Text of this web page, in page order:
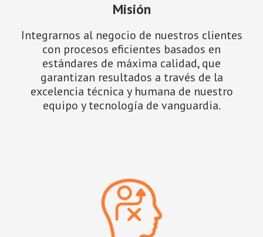
Misión
Integrarnos al negocio de nuestros clientes
con procesos eficientes basados en
estándares de máxima calidad, que
garantizan resultados a través de la
excelencia técnica y humana de nuestro
equipo y tecnología de vanguardia.